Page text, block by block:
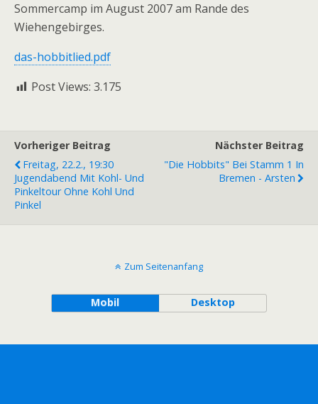
Sommercamp im August 2007 am Rande des
Wiehengebirges.
das-hobbitlied.pdf
Post Views: 3.175
Vorheriger Beitrag
Freitag, 22.2., 19:30
Jugendabend Mit Kohl- Und
Pinkeltour Ohne Kohl Und
Pinkel
Nächster Beitrag
"Die Hobbits" Bei Stamm 1 In
Bremen - Arsten
Zum Seitenanfang
Mobil Desktop